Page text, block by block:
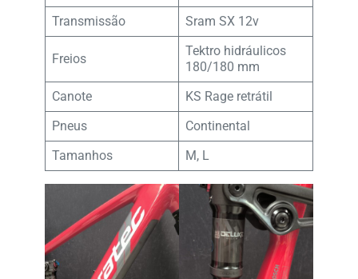
Transmissão
Sram SX 12v
Freios
Tektro hidráulicos
180/180 mm
Canote
KS Rage retrátil
Pneus
Continental
Tamanhos
M, L